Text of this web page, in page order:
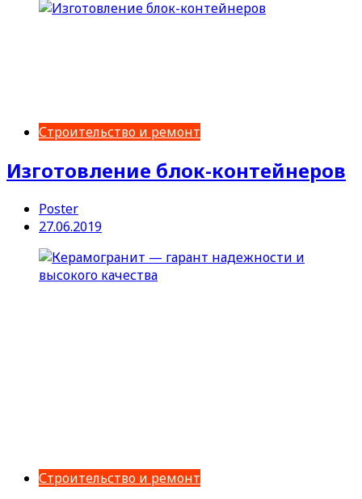
Строительство и ремонт
Изготовление блок-контейнеров
Poster
27.06.2019
Строительство и ремонт